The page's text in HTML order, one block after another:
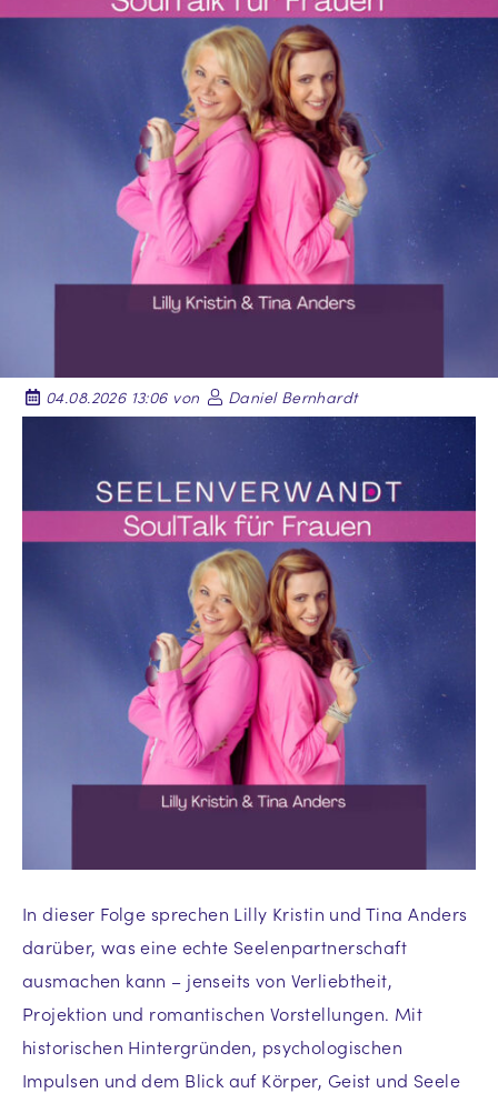
04.08.2026 13:06 von Daniel Bernhardt
In dieser Folge sprechen Lilly Kristin und Tina Anders
darüber, was eine echte Seelenpartnerschaft
ausmachen kann – jenseits von Verliebtheit,
Projektion und romantischen Vorstellungen. Mit
historischen Hintergründen, psychologischen
Impulsen und dem Blick auf Körper, Geist und Seele